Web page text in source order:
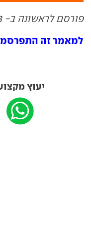
פורסם לראשונה ב- 02.10.23
למאמר זה התפרסמו 12
יעוץ